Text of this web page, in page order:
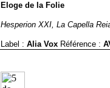
Eloge de la Folie
Hesperion XXI, La Capella
Label : Alia Vox Référence :